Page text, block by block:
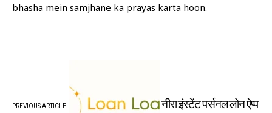
bhasha mein samjhane ka prayas karta hoon.
PREVIOUS ARTICLE नीरा इंस्टेंट पर्सनल लोन ऐप्प